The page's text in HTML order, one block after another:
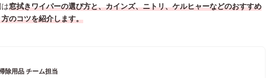
窓拭きワイパーの選び方と、カインズ、ニトリ、ケルヒャーなどのおすすめ
のコツを紹介します。
除用品 チーム担当